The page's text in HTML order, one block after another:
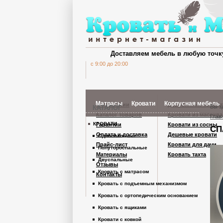
c 9:00 до 20:00
Доставляем мебель в любую
Матрасы Кровати Корпусная мебель
Шкафы Кардинал
Шкафы из дерева
Комоды
Вы
КАТАЛОГ
КРОВАТИ
Односпальные
Полутороспальные
Двуспальные
Кровать с матрасом
Кровать с подъемным механизмом
Кровать с ортопедическим основанием
Кровать с ящиками
Кровати с ковкой
О компании
Каталог товаров
Гарантии
Оплата и доставка
Прайс-лист
Материалы
Отзывы
Контакты
Деревянные
Кровати из массива
Кровати из сосны
Дешевые кровати
Кровати для дачи
Кровать тахта